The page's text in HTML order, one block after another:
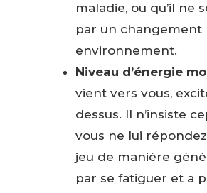
maladie, ou qu’il ne
par un changement
environnement.
Niveau d’énergie
vient vers vous,
dessus. Il n’insiste
vous ne lui
jeu de manière
par se fatiguer et a